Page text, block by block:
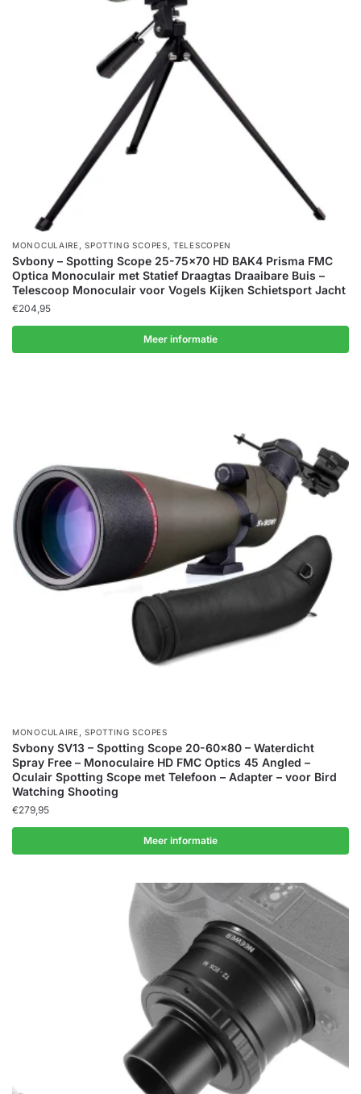
MONOCULAIRE ,SPOTTING SCOPES ,TELESCOPEN
Svbony – Spotting Scope 25-75×70 HD BAK4 Prisma FMC
Optica Monoculair met Statief Draagtas Draaibare Buis –
Telescoop Monoculair voor Vogels Kijken Schietsport Jacht
€204,95
Meer informatie
MONOCULAIRE ,SPOTTING SCOPES
Svbony SV13 – Spotting Scope 20-60×80 – Waterdicht
Spray Free – Monoculaire HD FMC Optics 45 Angled –
Oculair Spotting Scope met Telefoon – Adapter – voor Bird
Watching Shooting
€279,95
Meer informatie